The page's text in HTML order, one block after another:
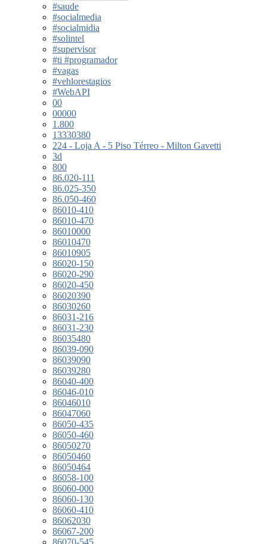
#saude
#socialmedia
#socialmidia
#solintel
#supervisor
#ti #programador
#vagas
#vehlorestagios
#WebAPI
00
00000
1.800
13330380
224 - Loja A - 5 Piso Térreo - Milton Gavetti
3d
800
86.020-111
86.025-350
86.050-460
86010-410
86010-470
86010000
86010470
86010905
86020-150
86020-290
86020-450
86020390
86030260
86031-216
86031-230
86035480
86039-090
86039090
86039280
86040-400
86046-010
86046010
86047060
86050-435
86050-460
86050270
86050460
86050464
86058-100
86060-000
86060-130
86060-410
86062030
86067-200
86070-545